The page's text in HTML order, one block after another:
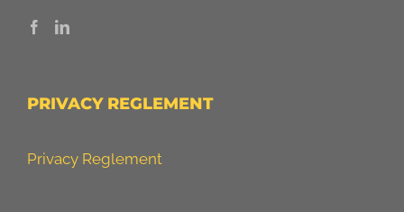
PRIVACY REGLEMENT
Privacy Reglement